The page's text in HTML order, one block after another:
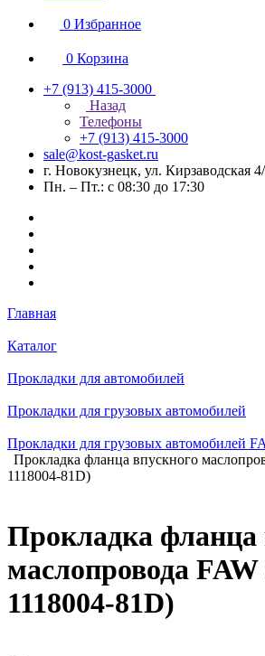
0 Избранное
0 Корзина
+7 (913) 415-3000
Назад
Телефоны
+7 (913) 415-3000
sale@kost-gasket.ru
г. Новокузнецк, ул. Кирзаводская
Пн. – Пт.: с 08:30 до 17:30
Главная
Каталог
Прокладки для автомобилей
Прокладки для грузовых автомобилей
Прокладки для грузовых автомобилей
Прокладка фланца впускного
1118004-81D)
Прокладка фланца
маслопровода
1118004-81D)